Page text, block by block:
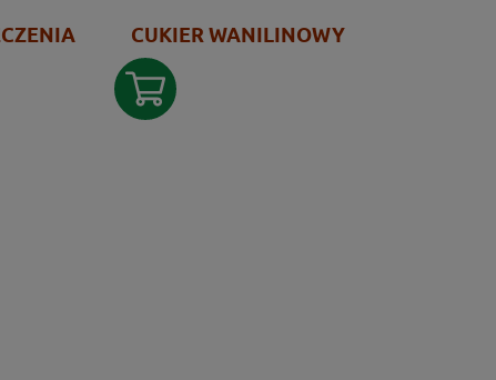
CUKIER WANILINOWY